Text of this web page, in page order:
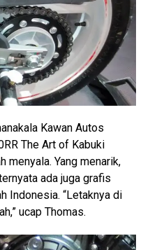
Kawan Autos
The Art of Kabuki
menyala. Yang menarik,
ada juga grafis
Indonesia. “Letaknya di
ucap Thomas.